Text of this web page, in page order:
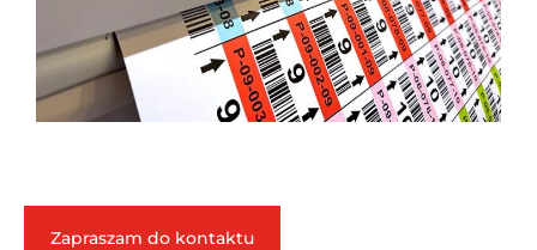
Zapraszam do kontaktu